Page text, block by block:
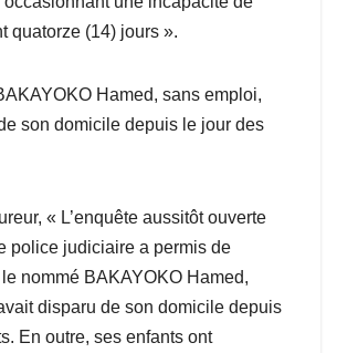
quatorze (14) jours ».
Hamed, sans emploi,
son domicile depuis le jour des
« L’enquête aussitôt ouverte
police judiciaire a permis de
nommé BAKAYOKO Hamed,
disparu de son domicile depuis
En outre, ses enfants ont